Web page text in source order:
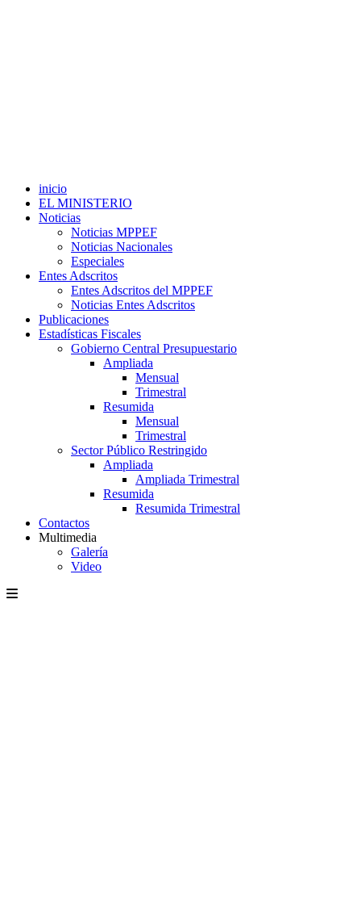
inicio
EL MINISTERIO
Noticias
Noticias MPPEF
Noticias Nacionales
Especiales
Entes Adscritos
Entes Adscritos del MPPEF
Noticias Entes Adscritos
Publicaciones
Estadísticas Fiscales
Gobierno Central Presupuestario
Ampliada
Mensual
Trimestral
Resumida
Mensual
Trimestral
Sector Público Restringido
Ampliada
Ampliada Trimestral
Resumida
Resumida Trimestral
Contactos
Multimedia
Galería
Video